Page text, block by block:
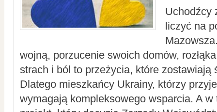
Uchodźcy
liczyć na
wojną, porzucenie swoich domów,
strach i ból to przeżycia, które zostawiają
Dlatego mieszkańcy Ukrainy, którzy
wymagają kompleksowego wsparcia. A w